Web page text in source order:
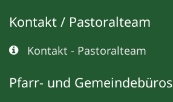
Kontakt / Pastoralteam
Kontakt - Pastoralteam
Pfarr- und Gemeindebüros